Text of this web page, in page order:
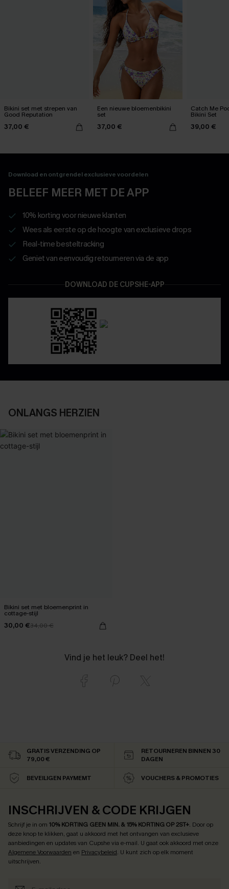
Bikini set met strepen van
Good Reputation
37,00 €
Een nieuwe bloemenbikini
set
37,00 €
Catch Me
Bikini Set
39,00 €
Download en ontgrendel exclusieve voordelen
BELEEF MEER MET DE APP
10% korting voor nieuwe klanten
Wees als eerste op de hoogte van exclusieve drops
Real-time besteltracking
Geniet van eenvoudig retourneren via de app
DOWNLOAD DE CUPSHE-APP
ONLANGS HERZIEN
Bikini set met bloemenprint in
cottage-stijl
30,00 €34,00 €
Vind je het leuk? Deel het!
GRATIS VERZENDING OP
79,00 €
RETOURNEREN BINNEN 30
DAGEN
BEVEILIGEN PAYMEMT VOUCHERS & PROMOTIES
INSCHRIJVEN & CODE KRIJGEN
Schrijf je in om 10% KORTING GEEN MIN. & 15% KORTING OP 2ST+. Door op
deze knop te klikken, gaat u akkoord met het ontvangen van exclusieve
aanbiedingen en updates van Cupshe via e-mail. U gaat ook akkoord met onze
Algemene Voorwaarden en Privacybeleid. U kunt zich op elk moment
uitschrijven.